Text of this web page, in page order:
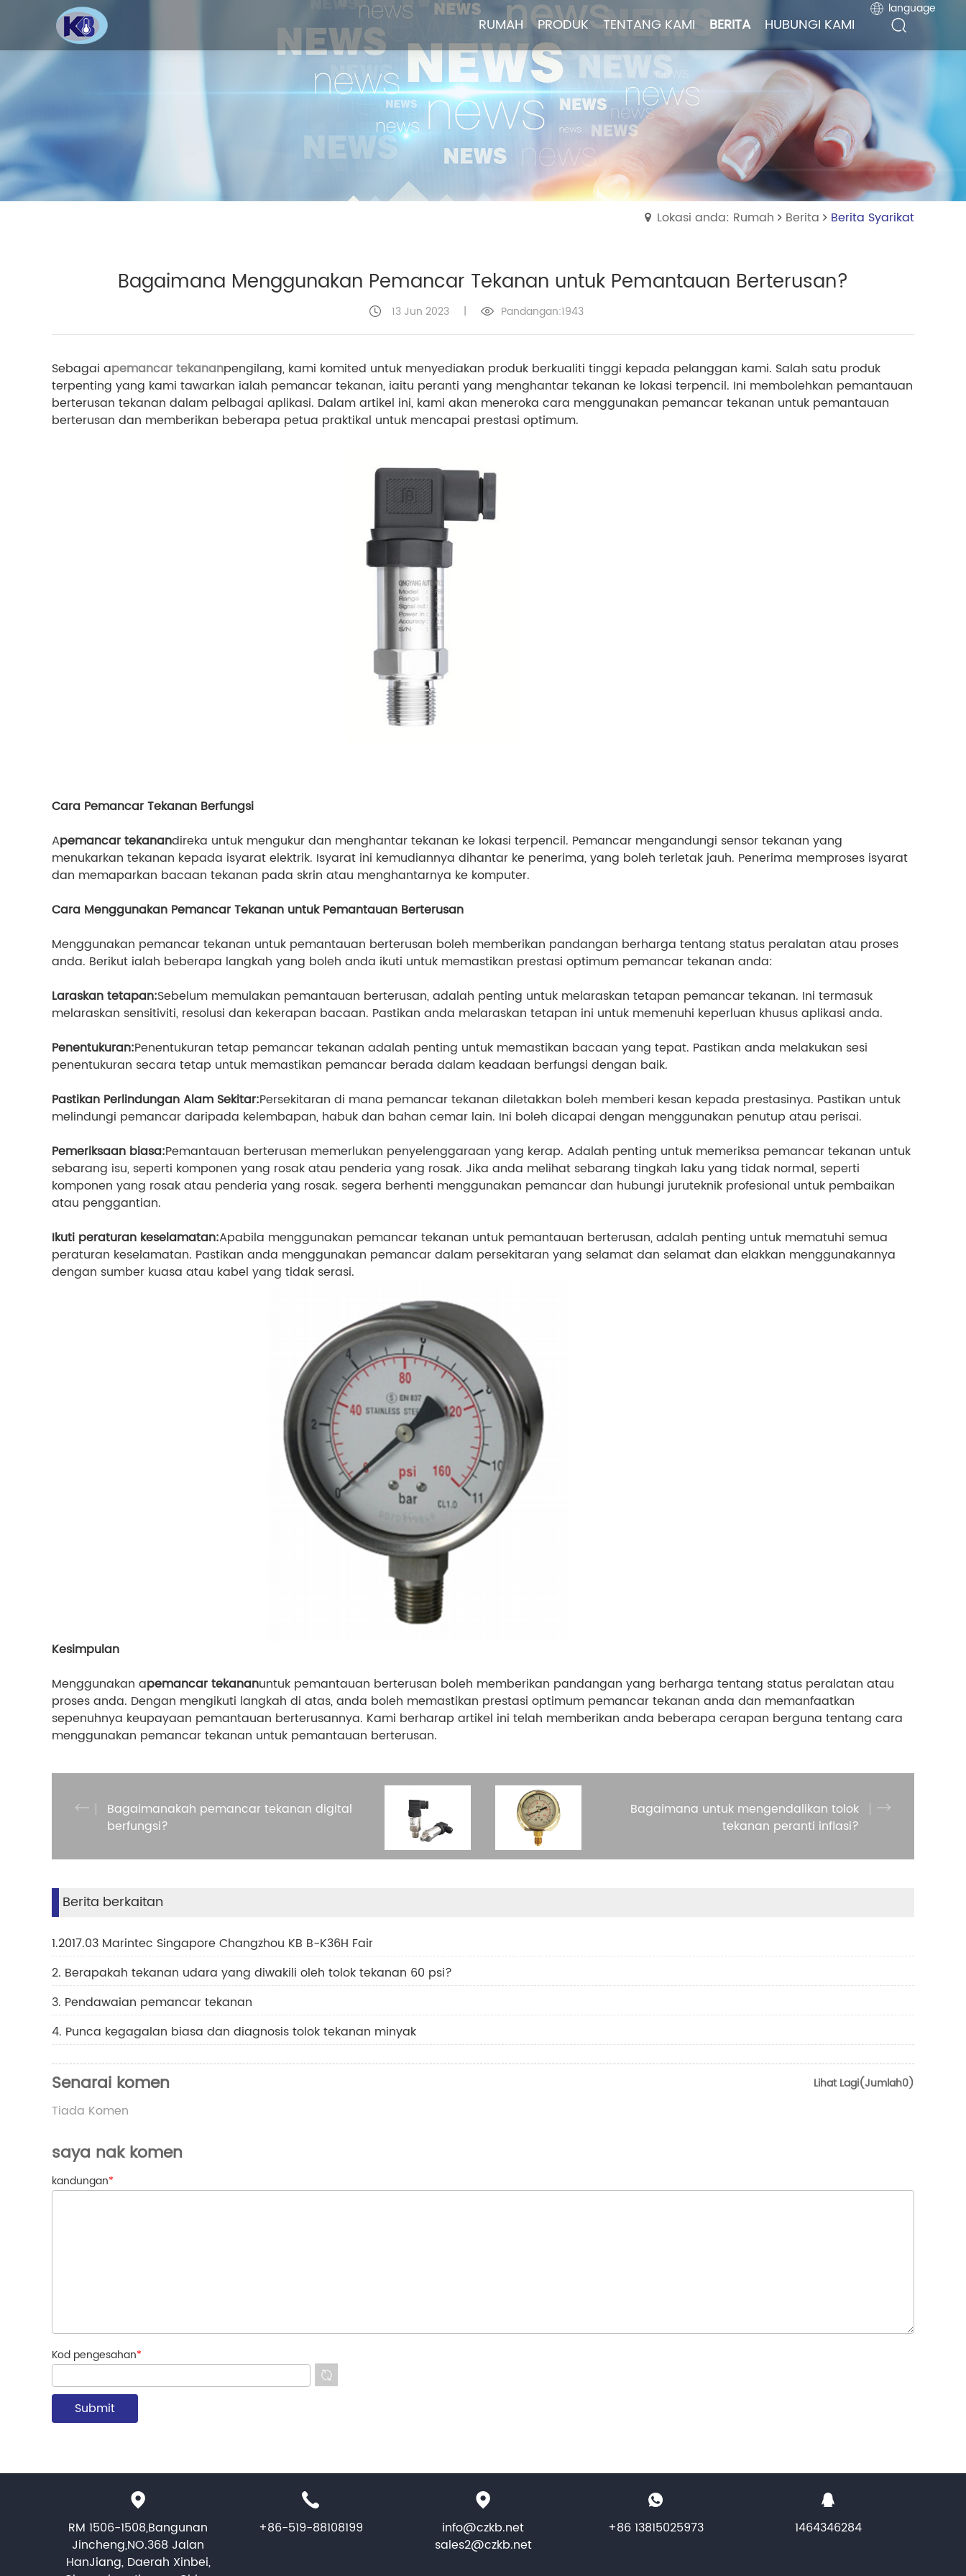
RUMAH PRODUK TENTANG KAMI BERITA HUBUNGI KAMI
language
RUMAH PRODUK TENTANG KAMI BERITA HUBUNGI KAMI
language
Lokasi anda: Rumah Berita Berita Syarikat
Bagaimana Menggunakan Pemancar Tekanan untuk Pemantauan Berterusan?
13 Jun 2023 | Pandangan:1943
Sebagai apemancar tekananpengilang, kami komited untuk menyediakan produk berkualiti tinggi kepada pelanggan kami. Salah satu produk
terpenting yang kami tawarkan ialah pemancar tekanan, iaitu peranti yang menghantar tekanan ke lokasi terpencil. Ini membolehkan pemantauan
berterusan tekanan dalam pelbagai aplikasi. Dalam artikel ini, kami akan meneroka cara menggunakan pemancar tekanan untuk pemantauan
berterusan dan memberikan beberapa petua praktikal untuk mencapai prestasi optimum.
Cara Pemancar Tekanan Berfungsi
Apemancar tekanandireka untuk mengukur dan menghantar tekanan ke lokasi terpencil. Pemancar mengandungi sensor tekanan yang
menukarkan tekanan kepada isyarat elektrik. Isyarat ini kemudiannya dihantar ke penerima, yang boleh terletak jauh. Penerima memproses isyarat
dan memaparkan bacaan tekanan pada skrin atau menghantarnya ke komputer.
Cara Menggunakan Pemancar Tekanan untuk Pemantauan Berterusan
Menggunakan pemancar tekanan untuk pemantauan berterusan boleh memberikan pandangan berharga tentang status peralatan atau proses
anda. Berikut ialah beberapa langkah yang boleh anda ikuti untuk memastikan prestasi optimum pemancar tekanan anda:
Laraskan tetapan:Sebelum memulakan pemantauan berterusan, adalah penting untuk melaraskan tetapan pemancar tekanan. Ini termasuk
melaraskan sensitiviti, resolusi dan kekerapan bacaan. Pastikan anda melaraskan tetapan ini untuk memenuhi keperluan khusus aplikasi anda.
Penentukuran:Penentukuran tetap pemancar tekanan adalah penting untuk memastikan bacaan yang tepat. Pastikan anda melakukan sesi
penentukuran secara tetap untuk memastikan pemancar berada dalam keadaan berfungsi dengan baik.
Pastikan Perlindungan Alam Sekitar:Persekitaran di mana pemancar tekanan diletakkan boleh memberi kesan kepada prestasinya. Pastikan untuk
melindungi pemancar daripada kelembapan, habuk dan bahan cemar lain. Ini boleh dicapai dengan menggunakan penutup atau perisai.
Pemeriksaan biasa:Pemantauan berterusan memerlukan penyelenggaraan yang kerap. Adalah penting untuk memeriksa pemancar tekanan untuk
sebarang isu, seperti komponen yang rosak atau penderia yang rosak. Jika anda melihat sebarang tingkah laku yang tidak normal, seperti
komponen yang rosak atau penderia yang rosak. segera berhenti menggunakan pemancar dan hubungi juruteknik profesional untuk pembaikan
atau penggantian.
Ikuti peraturan keselamatan:Apabila menggunakan pemancar tekanan untuk pemantauan berterusan, adalah penting untuk mematuhi semua
peraturan keselamatan. Pastikan anda menggunakan pemancar dalam persekitaran yang selamat dan selamat dan elakkan menggunakannya
dengan sumber kuasa atau kabel yang tidak serasi.
Kesimpulan
Menggunakan apemancar tekananuntuk pemantauan berterusan boleh memberikan pandangan yang berharga tentang status peralatan atau
proses anda. Dengan mengikuti langkah di atas, anda boleh memastikan prestasi optimum pemancar tekanan anda dan memanfaatkan
sepenuhnya keupayaan pemantauan berterusannya. Kami berharap artikel ini telah memberikan anda beberapa cerapan berguna tentang cara
menggunakan pemancar tekanan untuk pemantauan berterusan.
Bagaimanakah pemancar tekanan digital
berfungsi?
Bagaimana untuk mengendalikan tolok
tekanan peranti inflasi?
Berita berkaitan
1.2017.03 Marintec Singapore Changzhou KB B-K36H Fair
2. Berapakah tekanan udara yang diwakili oleh tolok tekanan 60 psi?
3. Pendawaian pemancar tekanan
4. Punca kegagalan biasa dan diagnosis tolok tekanan minyak
Lihat Lagi(Jumlah0)
Senarai komen
Tiada Komen
saya nak komen
kandungan*
Kod pengesahan*
RM 1506-1508,Bangunan
Jincheng,NO.368 Jalan
HanJiang, Daerah Xinbei,
+86-519-88108199
info@czkb.net
sales2@czkb.net
+86 13815025973 1464346284